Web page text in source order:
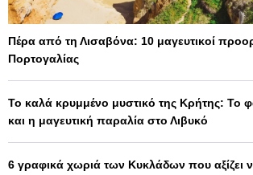
Πέρα από τη Λισαβόνα: 10 μαγευτικοί
Πορτογαλίας
Το καλά κρυμμένο μυστικό της Κρήτης: Το
και η μαγευτική παραλία στο Λιβυκό
6 γραφικά χωριά των Κυκλάδων που αξίζει